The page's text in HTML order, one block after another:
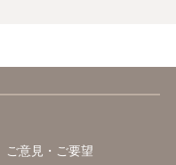
ご意見・ご要望